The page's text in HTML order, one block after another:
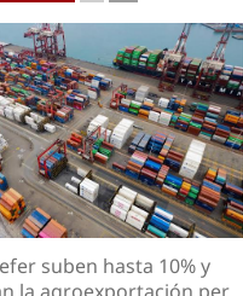
suben hasta 10% y